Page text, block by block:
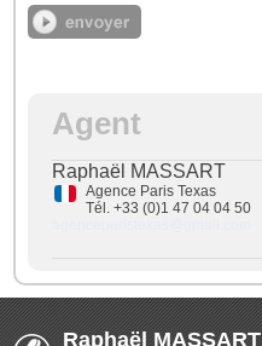
Agent
Raphaël MASSART
Agence Paris Texas
Tél. +33 (0)1 47 04 04 50
Raphaël MASSART